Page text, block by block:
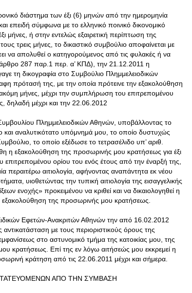
διάστημα των έξι (6) μηνών από την ημερομηνία
επειδή σύμφωνα με το ελληνικό ποινικό δικονομικό
μήνες, ή στην εντελώς εξαιρετική περίπτωση της
τρεις μήνες, το δικαστικό συμβούλιο αποφαίνεται με
να απολυθεί ο κατηγορούμενος από τις φυλακές ή να
287 παρ.1 περ. α’ ΚΠΔ), την 21.12.2011 η
τη δικογραφία στο Συμβούλιο Πλημμελειοδικών
πρότασή της, με την οποία πρότεινε την εξακολούθηση
μήνες, μέχρι την συμπλήρωση του επιτρεπομένου
δηλαδή μέχρι και την 22.06.2012
Πλημμελειοδικών Αθηνών, υποβάλλοντας το
και αναλυτικότατο υπόμνημά μου, το οποίο δυστυχώς
το οποίο εξέδωσε το τετρασέλιδο υπ’ αριθ.
η εξακολούθηση της προσωρινής μου κρατήσεως για έξι
ορίου του ενός έτους από την έναρξή της,
περαιτέρω αιτιολογία, αφήνοντας αναπάντητα εκ νέου
υιοθετώντας την τυπική αιτιολογία της εισαγγελικής
ενοχής» προκειμένου να κριθεί και να δικαιολογηθεί η
της προσωρινής μου κρατήσεως.
Εφετών-Ανακριτών Αθηνών την από 16.02.2012
με τους περιοριστικούς όρους της
στο αστυνομικό τμήμα της κατοικίας μου, της
κρατήσεως. Επί της εν λόγω αιτήσεώς μου εκκρεμεί η
κράτηση από τις 22.06.2011 μέχρι και σήμερα.
ΑΠΟ ΤΗΝ ΣΥΜΒΑΣΗ